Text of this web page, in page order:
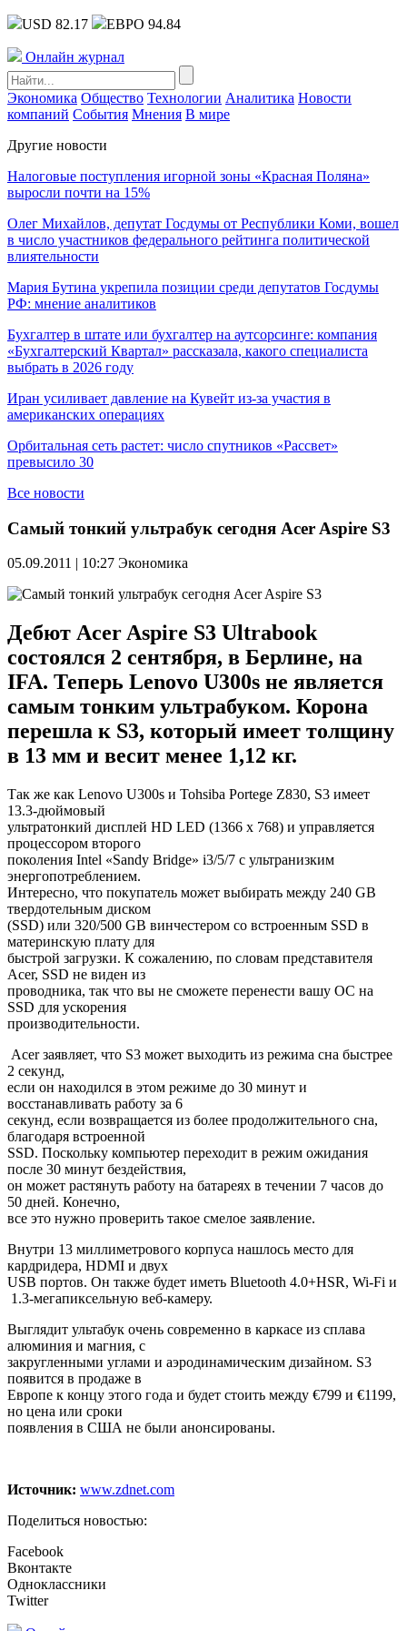
USD 82.17 ЕВРО 94.84
Онлайн журнал
Экономика Общество Технологии Аналитика Новости
компаний События Мнения В мире
Другие новости
Налоговые поступления игорной зоны «Красная Поляна»
выросли почти на 15%
Олег Михайлов, депутат Госдумы от Республики Коми, вошел
в число участников федерального рейтинга политической
влиятельности
Мария Бутина укрепила позиции среди депутатов Госдумы
РФ: мнение аналитиков
Бухгалтер в штате или бухгалтер на аутсорсинге: компания
«Бухгалтерский Квартал» рассказала, какого специалиста
выбрать в 2026 году
Иран усиливает давление на Кувейт из-за участия в
американских операциях
Орбитальная сеть растет: число спутников «Рассвет»
превысило 30
Все новости
Самый тонкий ультрабук сегодня Acer Aspire S3
05.09.2011 | 10:27 Экономика
Дебют Acer Aspire S3 Ultrabook
состоялся 2 сентября, в Берлине, на
IFA. Теперь Lenovo U300s не является
самым тонким ультрабуком. Корона
перешла к S3, который имеет толщину
в 13 мм и весит менее 1,12 кг.
Так же как Lenovo U300s и Tohsiba Portege Z830, S3 имеет
13.3-дюймовый
ультратонкий дисплей HD LED (1366 x 768) и управляется
процессором второго
поколения Intel «Sandy Bridge» i3/5/7 с ультранизким
энергопотреблением.
Интересно, что покупатель может выбирать между 240 GB
твердотельным диском
(SSD) или 320/500 GB винчестером со встроенным SSD в
материнскую плату для
быстрой загрузки. К сожалению, по словам представителя
Acer, SSD не виден из
проводника, так что вы не сможете перенести вашу ОС на
SSD для ускорения
производительности.
Acer заявляет, что S3 может выходить из режима сна быстрее
2 секунд,
если он находился в этом режиме до 30 минут и
восстанавливать работу за 6
секунд, если возвращается из более продолжительного сна,
благодаря встроенной
SSD. Поскольку компьютер переходит в режим ожидания
после 30 минут бездействия,
он может растянуть работу на батареях в течении 7 часов до
50 дней. Конечно,
все это нужно проверить такое смелое заявление.
Внутри 13 миллиметрового корпуса нашлось место для
кардридера, HDMI и двух
USB портов. Он также будет иметь Bluetooth 4.0+HSR, Wi-Fi и
1.3-мегапиксельную веб-камеру.
Выглядит ультабук очень современно в каркасе из сплава
алюминия и магния, с
закругленными углами и аэродинамическим дизайном. S3
появится в продаже в
Европе к концу этого года и будет стоить между €799 и €1199,
но цена или сроки
появления в США не были анонсированы.
Источник: www.zdnet.com
Поделиться новостью:
Facebook
Вконтакте
Одноклассники
Twitter